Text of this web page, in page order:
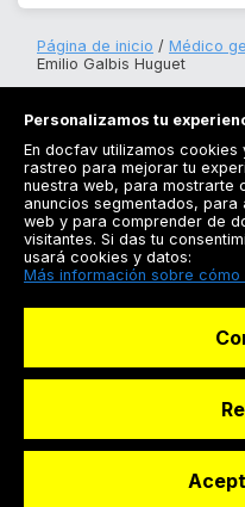
Página de inicio Médico
Emilio Galbis Huguet
Docfav
©
Personalizamos tu
En docfav utilizamos
rastreo para mejorar tu
nuestra web, para mostrarte
anuncios segmentados,
web y para comprender de
visitantes. Si das tu
usará cookies y datos:
Más información sobre cómo